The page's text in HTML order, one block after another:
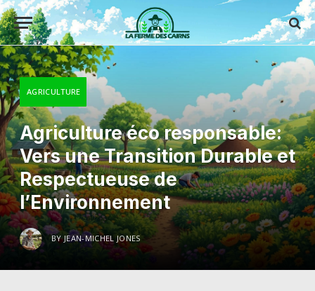
AGRICULTURE
Agriculture éco responsable:
Vers une Transition Durable et
Respectueuse de
l’Environnement
BY JEAN-MICHEL JONES